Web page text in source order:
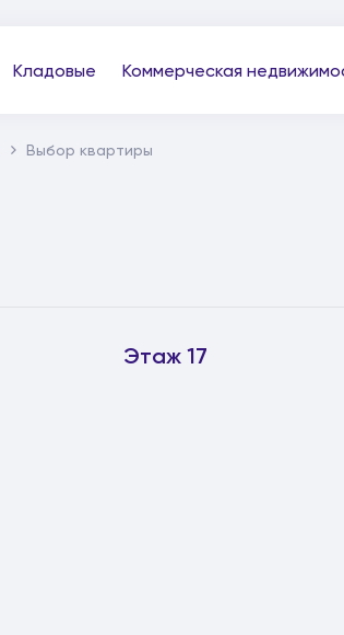
Кладовые Коммерческая
Выбор квартиры
Этаж 17